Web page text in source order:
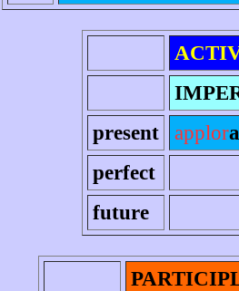
present
applora
perfect
future